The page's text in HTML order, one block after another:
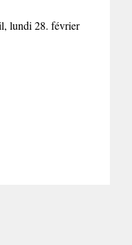
lundi 28. février